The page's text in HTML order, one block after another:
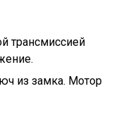
трансмиссией
из замка. Мотор